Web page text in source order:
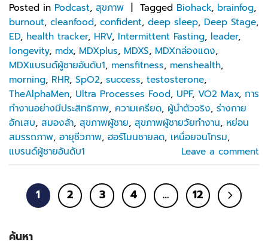
Posted in Podcast, สุขภาพ | Tagged Biohack, brainfog,
burnout, cleanfood, confident, deep sleep, Deep Stage,
ED, health tracker, HRV, Intermittent Fasting, leader,
longevity, mdx, MDXplus, MDXS, MDXกล่องแดง,
MDXแบรนด์ผู้ชายอันดับ1, mensfitness, menshealth,
morning, RHR, SpO2, success, testosterone,
TheAlphaMen, Ultra Processes Food, UPF, VO2 Max, การ
ทำงานอย่างมีประสิทธิภาพ, ความเครียด, ผู้นำตัวจริง, ร่างกาย
อักเสบ, สมองล้า, สุขภาพผู้ชาย, สุขภาพผู้ชายวัยทำงาน, หย่อน
สมรรถภาพ, อายุชีวภาพ, ฮอร์โมนชายลด, เหนื่อยจนโทรม,
แบรนด์ผู้ชายอันดับ1
Leave a comment
1 2 3 4 … 12
ค้นหา